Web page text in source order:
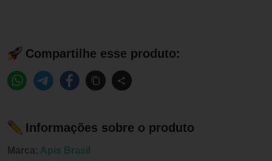
Compartilhe esse produto:
Informações sobre o produto
Marca: Apis Brasil